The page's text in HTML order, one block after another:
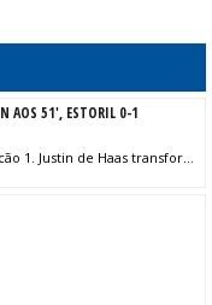
AOS 51', ESTORIL 0-1
Golo!!! Estoril 0, Famalicão 1. Justin de Haas transforma o penalty, remate com o pé esquerdo.